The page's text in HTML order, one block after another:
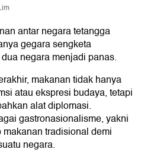
antar negara tetangga
gegara sengketa
negara menjadi panas.
makanan tidak hanya
atau ekspresi budaya, tetapi
alat diplomasi.
gastronasionalisme, yakni
tradisional demi
negara.